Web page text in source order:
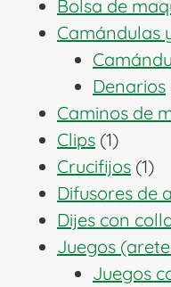
Bolsa de
Camándulas
Denarios
Caminos de
Clips 11
Crucifijos 11
Difusores de
Dijes con
Juegos
Juegos